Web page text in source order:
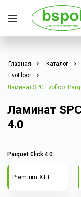
Главная Каталог
EvoFloor
Ламинат SPC Evofloor
Ламинат
4.0
Parquet Click 4.0:
Premium XL+